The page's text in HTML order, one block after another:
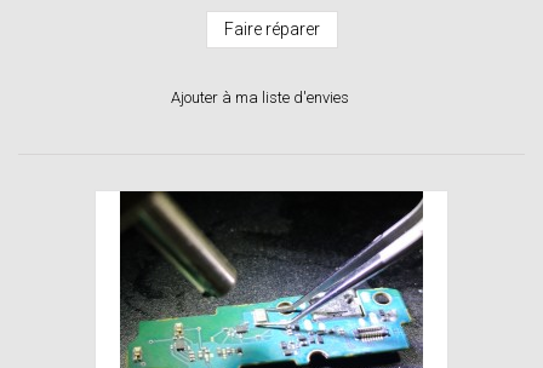
Faire réparer
Ajouter à ma liste d'envies